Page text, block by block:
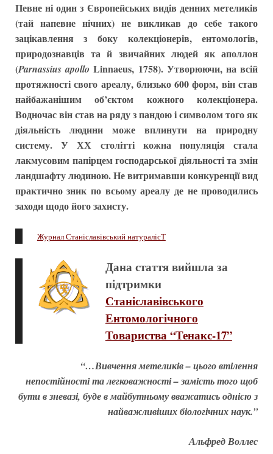
Певне ні один з Європейських видів денних метеликів
(тай напевне нічних) не викликав до себе такого
зацікавлення з боку колекціонерів, ентомологів,
природознавців та й звичайних людей як аполлон
(Parnassius apolloLinnaeus, 1758). Утворюючи, на всій
протяжності свого ареалу, близько 600 форм, він став
найбажанішим об’єктом кожного колекціонера.
Водночас він став на ряду з пандою і символом того як
діяльність людини може вплинути на природну
систему. У ХХ столітті кожна популяція стала
лакмусовим папірцем господарської діяльності та змін
ландшафту людиною. Не витримавши конкуренції вид
практично зник по всьому ареалу де не проводились
заходи щодо його захисту.
Журнал Станіславівський натуралісТ
Дана стаття вийшла за
підтримки
Станіславівського
Ентомологічного
Товариства “Тенакс-17”
“…Вивчення метеликів – цього втілення
непостійності та легковажності – замість того щоб
бути в зневазі, буде в майбутньому вважатись однією з
найважливіших біологічних наук.”
Альфред Воллес